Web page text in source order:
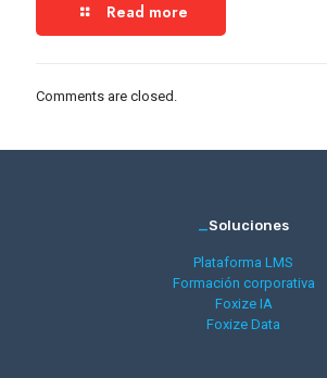
Read more
Comments are closed.
_Soluciones
Plataforma LMS
Formación corporativa
Foxize IA
Foxize Data